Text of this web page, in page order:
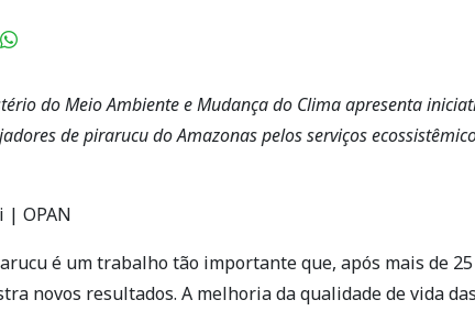
do Meio Ambiente e Mudança do Clima apresenta
de pirarucu do Amazonas pelos serviços
| OPAN
é um trabalho tão importante que, após mais de
novos resultados. A melhoria da qualidade de vida